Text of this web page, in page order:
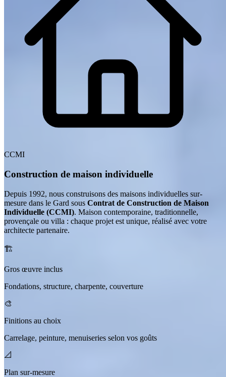
CCMI
Construction de maison individuelle
Depuis 1992, nous construisons des maisons individuelles sur-
mesure dans le Gard sous Contrat de Construction de Maison
Individuelle (CCMI). Maison contemporaine, traditionnelle,
provençale ou villa : chaque projet est unique, réalisé avec votre
architecte partenaire.
🏗
Gros œuvre inclus
Fondations, structure, charpente, couverture
🎨
Finitions au choix
Carrelage, peinture, menuiseries selon vos goûts
📐
Plan sur-mesure